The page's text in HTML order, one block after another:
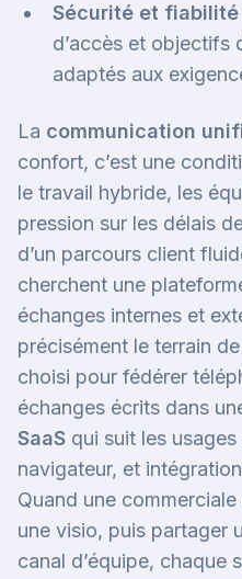
Sécurité et fiabilité
d’accès et objectifs
adaptés aux
La communication
confort, c’est une
le travail hybride, les
pression sur les délais
d’un parcours client
cherchent une
échanges internes et
précisément le terrain de
choisi pour fédérer
échanges écrits dans
SaaS qui suit les
navigateur, et
Quand une
une visio, puis partager
canal d’équipe, chaque